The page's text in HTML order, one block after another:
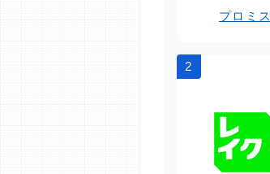
プロミス
2